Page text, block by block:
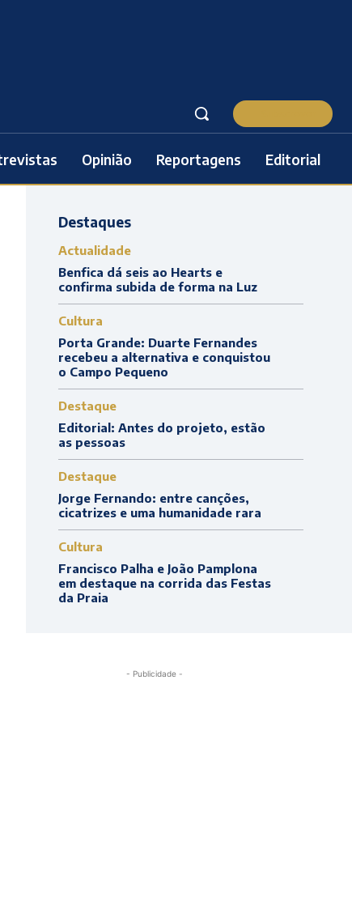
Opinião Reportagens Editorial
Destaques
Actualidade
Benfica dá seis ao Hearts e
confirma subida de forma na Luz
Cultura
Porta Grande: Duarte Fernandes
recebeu a alternativa e conquistou
o Campo Pequeno
Destaque
Editorial: Antes do projeto, estão
as pessoas
Destaque
Jorge Fernando: entre canções,
cicatrizes e uma humanidade rara
Cultura
Francisco Palha e João Pamplona
em destaque na corrida das Festas
da Praia
- Publicidade -